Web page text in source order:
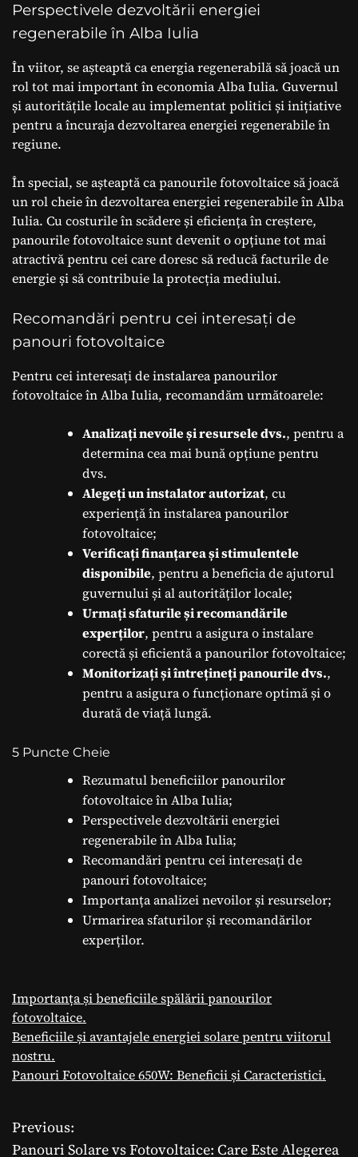
Perspectivele dezvoltării energiei
regenerabile în Alba Iulia
În viitor, se așteaptă ca energia regenerabilă să joacă un
rol tot mai important în economia Alba Iulia. Guvernul
și autoritățile locale au implementat politici și inițiative
pentru a încuraja dezvoltarea energiei regenerabile în
regiune.
În special, se așteaptă ca panourile fotovoltaice să joacă
un rol cheie în dezvoltarea energiei regenerabile în Alba
Iulia. Cu costurile în scădere și eficiența în creștere,
panourile fotovoltaice sunt devenit o opțiune tot mai
atractivă pentru cei care doresc să reducă facturile de
energie și să contribuie la protecția mediului.
Recomandări pentru cei interesați de
panouri fotovoltaice
Pentru cei interesați de instalarea panourilor
fotovoltaice în Alba Iulia, recomandăm următoarele:
Analizați nevoile și resursele dvs., pentru a
determina cea mai bună opțiune pentru
dvs.
Alegeți un instalator autorizat, cu
experiență în instalarea panourilor
fotovoltaice;
Verificați finanțarea și stimulentele
disponibile, pentru a beneficia de ajutorul
guvernului și al autorităților locale;
Urmați sfaturile și recomandările
experților, pentru a asigura o instalare
corectă și eficientă a panourilor fotovoltaice;
Monitorizați și întrețineți panourile dvs.,
pentru a asigura o funcționare optimă și o
durată de viață lungă.
5 Puncte Cheie
Rezumatul beneficiilor panourilor
fotovoltaice în Alba Iulia;
Perspectivele dezvoltării energiei
regenerabile în Alba Iulia;
Recomandări pentru cei interesați de
panouri fotovoltaice;
Importanța analizei nevoilor și resurselor;
Urmarirea sfaturilor și recomandărilor
experților.
Importanța și beneficiile spălării panourilor
fotovoltaice.
Beneficiile și avantajele energiei solare pentru viitorul
nostru.
Panouri Fotovoltaice 650W: Beneficii și Caracteristici.
N
Previous:
Panouri Solare vs Fotovoltaice: Care Este Alegerea